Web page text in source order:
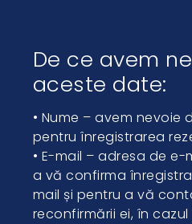
De ce avem
aceste date:
• Nume – avem nevoie
pentru înregistrarea
• E-mail – adresa de
a vă confirma
mail și pentru a vă
reconfirmării ei, în